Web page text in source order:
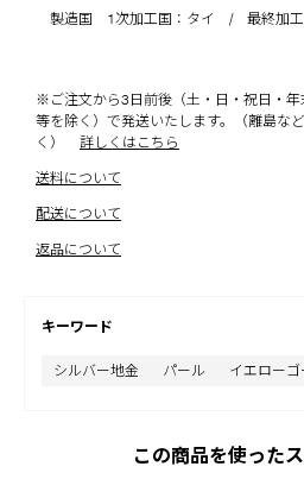
製造国 1次加工国：タイ / 最終加工
※ご注文から3日前後（土・日・祝日・
等を除く）で発送いたします。（離島な
く）
詳しくはこちら
送料について
配送について
返品について
キーワード
シルバー地金 パール イエローゴ
この商品を使った